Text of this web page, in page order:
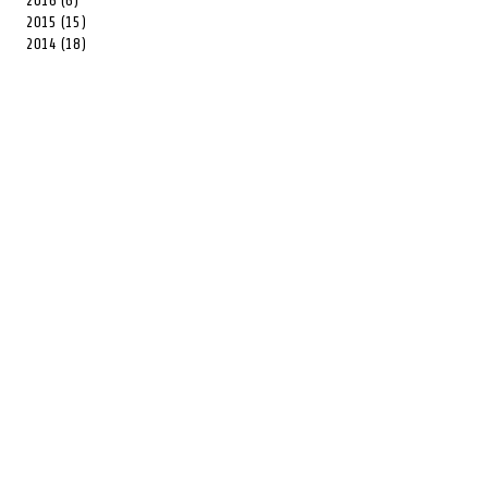
2015 (15)
2014 (18)